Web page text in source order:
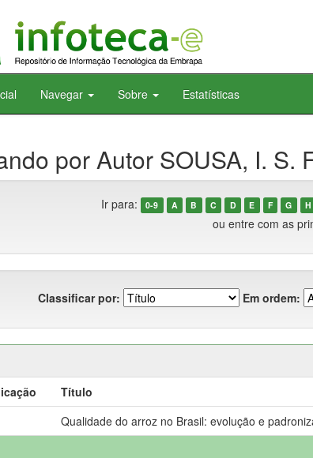
Navegar Sobre Estatísticas
por Autor SOUSA, I. S.
Ir para: 0-9 A B C D E F G H
ou entre com as
Classificar por: Em ordem:
Título
Qualidade do arroz no Brasil: evolução e